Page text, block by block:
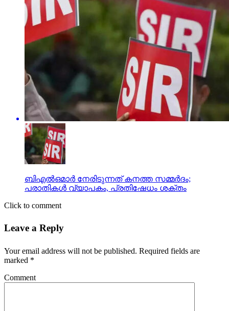
ബിഎല്‍ഒമാര്‍ നേരിടുന്നത് കനത്ത സമ്മര്‍ദം;
പരാതികള്‍ വ്യാപകം, പ്രതിഷേധം ശക്തം
Click to comment
Leave a Reply
Your email address will not be published. Required fields are
marked *
Comment